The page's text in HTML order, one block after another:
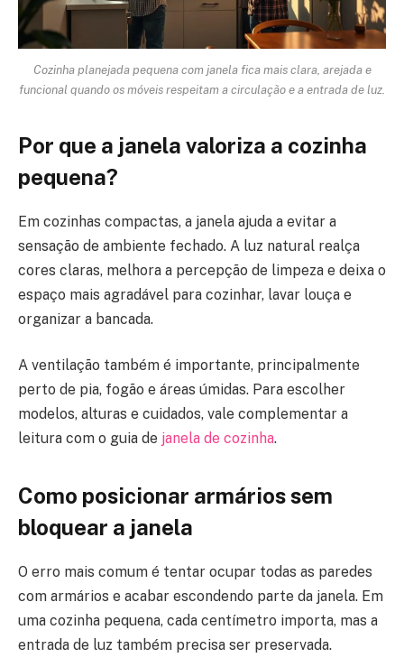
Cozinha planejada pequena com janela fica mais clara, arejada e
funcional quando os móveis respeitam a circulação e a entrada de luz.
Por que a janela valoriza a cozinha
pequena?
Em cozinhas compactas, a janela ajuda a evitar a
sensação de ambiente fechado. A luz natural realça
cores claras, melhora a percepção de limpeza e deixa o
espaço mais agradável para cozinhar, lavar louça e
organizar a bancada.
A ventilação também é importante, principalmente
perto de pia, fogão e áreas úmidas. Para escolher
modelos, alturas e cuidados, vale complementar a
leitura com o guia de janela de cozinha.
Como posicionar armários sem
bloquear a janela
O erro mais comum é tentar ocupar todas as paredes
com armários e acabar escondendo parte da janela. Em
uma cozinha pequena, cada centímetro importa, mas a
entrada de luz também precisa ser preservada.